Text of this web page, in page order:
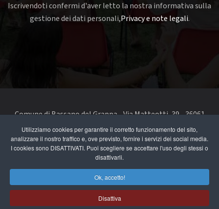
Utilizziamo cookies per garantire il corretto funzionamento del sito,
analizzare il nostro traffico e, ove previsto, fornire i servizi dei social media.
I cookies sono DISATTIVATI. Puoi scegliere se accettare l'uso degli stessi o
disattivarli.
Ok, accetto!
Disattiva
Iscrivendoti confermi d'aver letto la nostra informativa sulla
gestione dei dati personali,Privacy e note legali.
Comune di Bassano del Grappa - Via Matteotti, 39 - 36061
Bassano del Grappa VI - Telefono 0424 519111 - codice fiscale
e partita IVA 00168480242
segnala un problema di accessibilità
accessibilità
Privacy e note legali